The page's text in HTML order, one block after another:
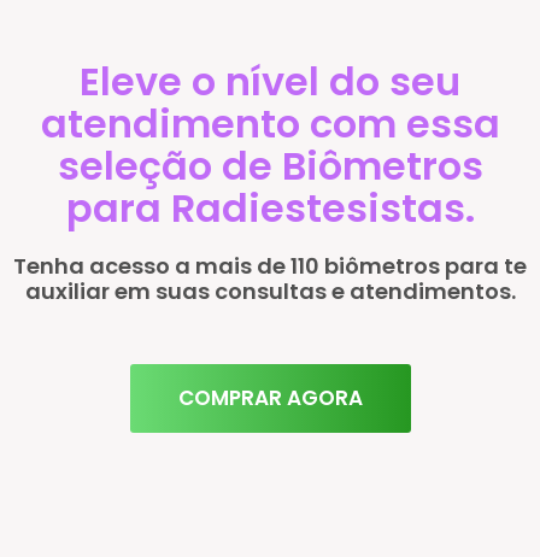
Eleve o nível do seu
atendimento com essa
seleção de Biômetros
para Radiestesistas.
Tenha acesso a mais de 110 biômetros para te
auxiliar em suas consultas e atendimentos.
COMPRAR AGORA